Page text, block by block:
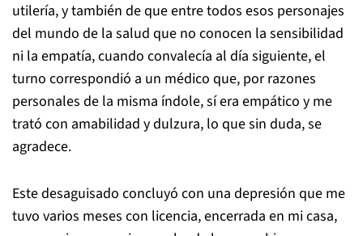
utilería, y también de que entre todos esos personajes
del mundo de la salud que no conocen la sensibilidad
ni la empatía, cuando convalecía al día siguiente, el
turno correspondió a un médico que, por razones
personales de la misma índole, sí era empático y me
trató con amabilidad y dulzura, lo que sin duda, se
agradece.
Este desaguisado concluyó con una depresión que me
tuvo varios meses con licencia, encerrada en mi casa,